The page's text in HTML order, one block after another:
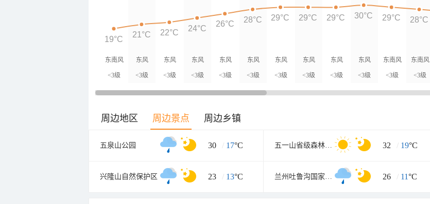
东南风
<3级
东风
<3级
东风
<3级
东风
<3级
东风
<3级
东风
<3级
东风
<3级
东风
<3级
东风
<3级
东风
<3级
东南风
<3级
东南风
<3级
19°C 21°C 22°C 24°C 26°C 28°C 29°C 29°C 29°C 30°C 29°C 28°C
周边地区 周边景点 周边乡镇
五泉山公园 30 / 17°C 五一山省级森林生态旅游区 32 / 19°C
兴隆山自然保护区 23 / 13°C 兰州吐鲁沟国家森林公园 26 / 11°C